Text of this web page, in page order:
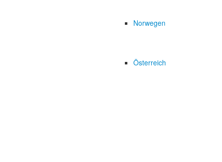
Norwegen
Österreich